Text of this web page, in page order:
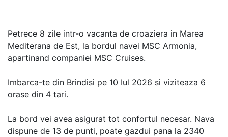
Petrece 8 zile intr-o vacanta de croaziera in Marea
Mediterana de Est, la bordul navei MSC Armonia,
apartinand companiei MSC Cruises.
Imbarca-te din Brindisi pe 10 Iul 2026 si viziteaza 6
orase din 4 tari.
La bord vei avea asigurat tot confortul necesar. Nava
dispune de 13 de punti, poate gazdui pana la 2340